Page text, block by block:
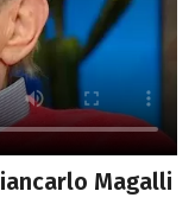
Magalli